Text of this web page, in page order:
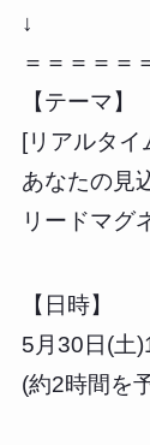
↓
＝＝＝＝＝
【テーマ】
[リアルタイ
あなたの見
リードマグ
【日時】
5月30日(土
(約2時間を